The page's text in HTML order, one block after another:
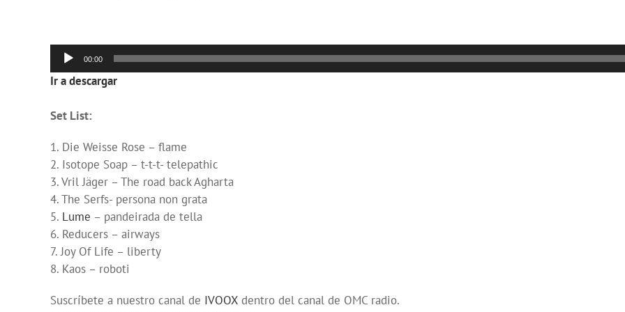
Reproductor
de
audio
00:00
Ir a descargar
Set List:
1. Die Weisse Rose – flame
2. Isotope Soap – t-t-t- telepathic
3. Vril Jäger – The road back Agharta
4. The Serfs- persona non grata
5. Lume – pandeirada de tella
6. Reducers – airways
7. Joy Of Life – liberty
8. Kaos – roboti
Suscríbete a nuestro canal de IVOOX dentro del canal de OMC radio.